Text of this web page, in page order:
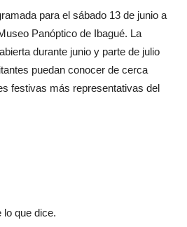
para el sábado 13 de junio a
Panóptico de Ibagué. La
durante junio y parte de julio
puedan conocer de cerca
festivas más representativas del
lo que dice.